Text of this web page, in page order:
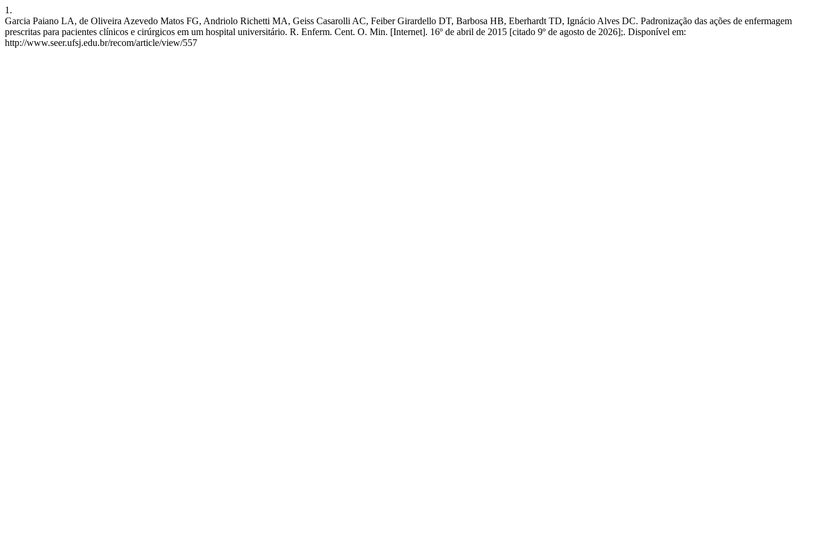
1.
Garcia Paiano LA, de Oliveira Azevedo Matos FG, Andriolo Richetti MA, Geiss Casarolli AC, Feiber Girardello DT, Barbosa HB, Eberhardt TD, Ignácio Alves DC. Padronização das ações de enfermagem
prescritas para pacientes clínicos e cirúrgicos em um hospital universitário. R. Enferm. Cent. O. Min. [Internet]. 16º de abril de 2015 [citado 9º de agosto de 2026];. Disponível em:
http://www.seer.ufsj.edu.br/recom/article/view/557